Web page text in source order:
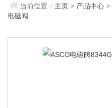
当前位置： 主页> 产品中心>
电磁阀